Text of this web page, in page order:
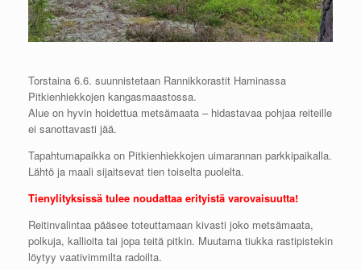
Torstaina 6.6. suunnistetaan Rannikkorastit Haminassa
Pitkienhiekkojen kangasmaastossa.
Alue on hyvin hoidettua metsämaata – hidastavaa pohjaa reiteille
ei sanottavasti jää.
Tapahtumapaikka on Pitkienhiekkojen uimarannan parkkipaikalla.
Lähtö ja maali sijaitsevat tien toiselta puolelta.
Tienylityksissä tulee noudattaa erityistä varovaisuutta!
Reitinvalintaa pääsee toteuttamaan kivasti joko metsämaata,
polkuja, kallioita tai jopa teitä pitkin. Muutama tiukka rastipistekin
löytyy vaativimmilta radoilta.